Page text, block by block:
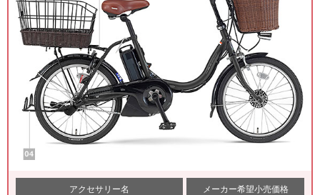
アクセサリー名 メーカー希望小売価格